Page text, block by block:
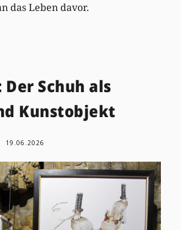
das Leben davor.
Schuh als
Kunstobjekt
19.06.2026